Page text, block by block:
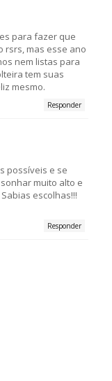
para fazer que
rsrs, mas esse ano
nem listas para
tem suas
mesmo.
Responder
possíveis e se
muito alto e
escolhas!!!
Responder